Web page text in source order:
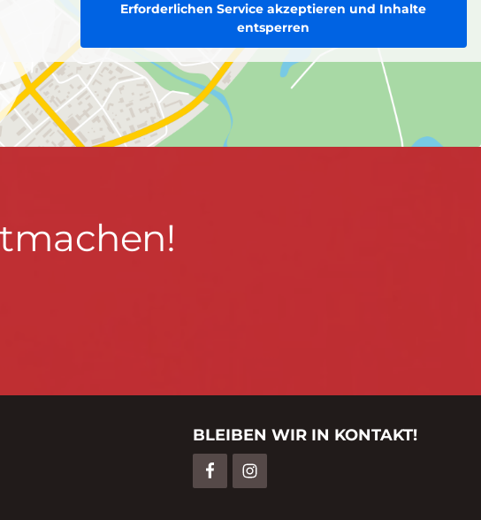
Erforderlichen Service akzeptieren und Inhalte
entsperren
BLEIBEN WIR IN KONTAKT!